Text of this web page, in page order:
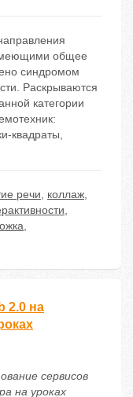
общее
синдромом
Раскрываются
категории
квадраты,
речи, коллаж,
,
,
2.0 на
сервисов
на уроках